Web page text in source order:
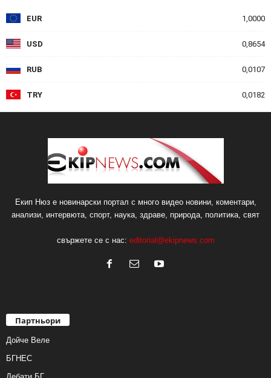
EUR 1,0000
USD 0,8654
RUB 0,0107
TRY 0,0182
Екип Нюз е новинарски портал с много видео новини, коментари,
анализи, интервюта, спорт, наука, здраве, природа, политика, свят
свържете се с нас: editorial@ekipnews.com
Партньори
Дойче Веле
БГНЕС